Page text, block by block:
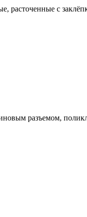
расточенные с
разъемом,